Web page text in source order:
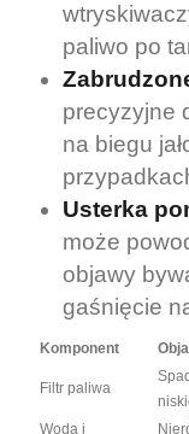
paliwo po
precyzyjne
na biegu
Usterka
może
objawy
gaśnięcie
Komponent
Filtr paliwa
Woda i